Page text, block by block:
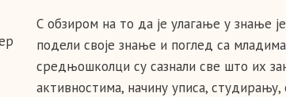
С обзиром на то да је улагање у знање
подели своје знање и поглед са
средњошколци су сазнали све што их
активностима, начину уписа,